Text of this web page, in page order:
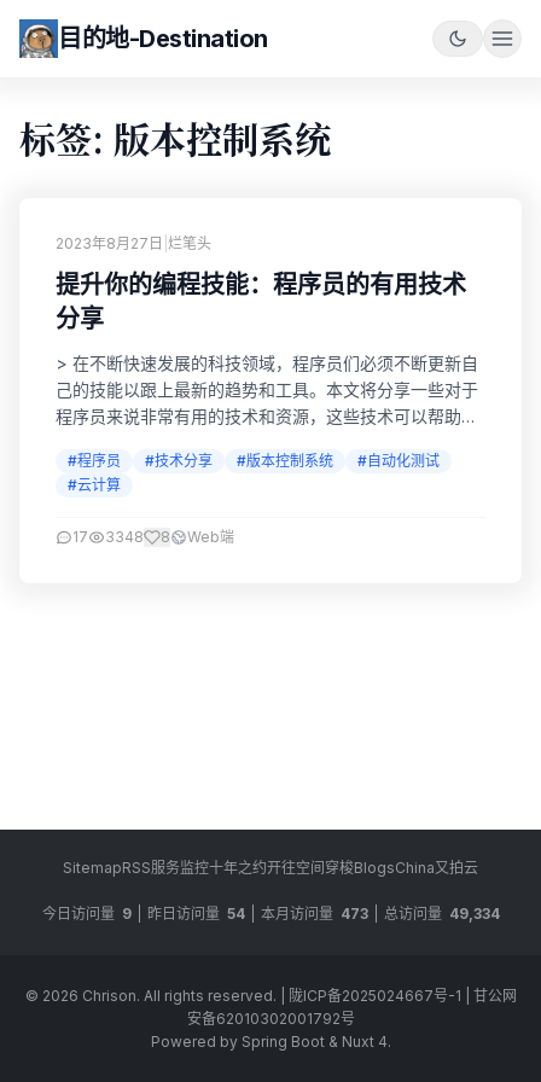
目的地-Destination
标签: 版本控制系统
2023年8月27日 烂笔头
提升你的编程技能：程序员的有用技术
分享
> 在不断快速发展的科技领域，程序员们必须不断更新自
己的技能以跟上最新的趋势和工具。本文将分享一些对于
程序员来说非常有用的技术和资源，这些技术可以帮助你
更好地协作。 1. 版本控制系统 (Version Control
Systems) 版本控制系统如Git是每个程序员必备的工具。
回滚到以前的代码状...
#程序员 #技术分享 #版本控制系统
#自动化测试
#云计算
17 3348 8 Web端
SitemapRSS服务监控十年之约开往空间穿梭BlogsChina又拍云
今日访问量 9 昨日访问量 54 本月访问量 473 总访问量 49,334
© 2026 Chrison. All rights reserved. 陇ICP备2025024667号-1
甘公网
安备62010302001792号
Powered by Spring Boot & Nuxt 4.